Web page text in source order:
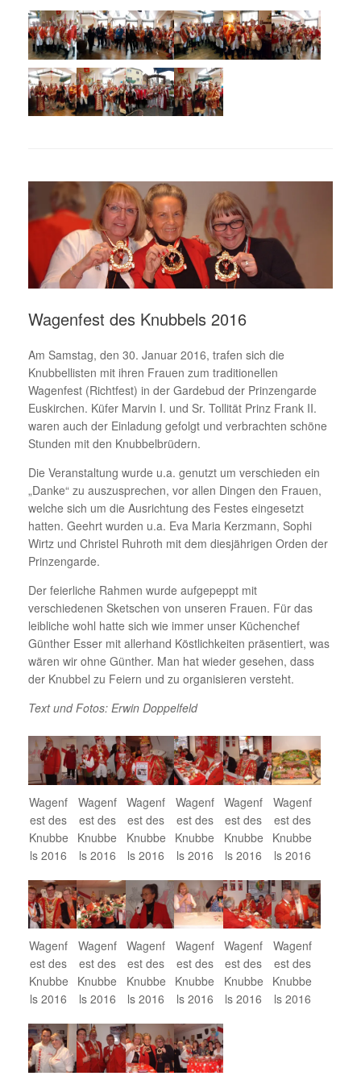
Wagenfest des Knubbels 2016
Am Samstag, den 30. Januar 2016, trafen sich die
Knubbellisten mit ihren Frauen zum traditionellen
Wagenfest (Richtfest) in der Gardebud der Prinzengarde
Euskirchen. Küfer Marvin I. und Sr. Tollität Prinz Frank II.
waren auch der Einladung gefolgt und verbrachten schöne
Stunden mit den Knubbelbrüdern.
Die Veranstaltung wurde u.a. genutzt um verschieden ein
„Danke“ zu auszusprechen, vor allen Dingen den Frauen,
welche sich um die Ausrichtung des Festes eingesetzt
hatten. Geehrt wurden u.a. Eva Maria Kerzmann, Sophi
Wirtz und Christel Ruhroth mit dem diesjährigen Orden der
Prinzengarde.
Der feierliche Rahmen wurde aufgepeppt mit
verschiedenen Sketschen von unseren Frauen. Für das
leibliche wohl hatte sich wie immer unser Küchenchef
Günther Esser mit allerhand Köstlichkeiten präsentiert, was
wären wir ohne Günther. Man hat wieder gesehen, dass
der Knubbel zu Feiern und zu organisieren versteht.
Text und Fotos: Erwin Doppelfeld
Wagenf
est des
Knubbe
ls 2016
Wagenf
est des
Knubbe
ls 2016
Wagenf
est des
Knubbe
ls 2016
Wagenf
est des
Knubbe
ls 2016
Wagenf
est des
Knubbe
ls 2016
Wagenf
est des
Knubbe
ls 2016
Wagenf
est des
Knubbe
ls 2016
Wagenf
est des
Knubbe
ls 2016
Wagenf
est des
Knubbe
ls 2016
Wagenf
est des
Knubbe
ls 2016
Wagenf
est des
Knubbe
ls 2016
Wagenf
est des
Knubbe
ls 2016